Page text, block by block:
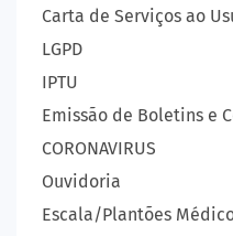
Carta de Serviços ao
LGPD
IPTU
Emissão de Boletins e
CORONAVIRUS
Ouvidoria
Escala/Plantões